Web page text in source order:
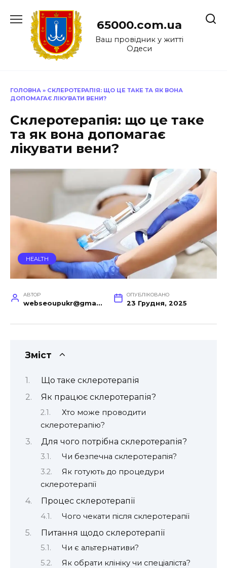
до
65000.com.ua
Ваш провідник у житті
Одеси
ГОЛОВНА » СКЛЕРОТЕРАПІЯ: ЩО ЦЕ ТАКЕ ТА ЯК ВОНА
ДОПОМАГАЄ ЛІКУВАТИ ВЕНИ?
Склеротерапія: що це таке
та як вона допомагає
лікувати вени?
HEALTH
АВТОР
webseoupukr@gmail.com
ОПУБЛІКОВАНО
23 Грудня, 2025
Зміст
Що таке склеротерапія
Як працює склеротерапія?
Хто може проводити
склеротерапію?
Для чого потрібна склеротерапія?
Чи безпечна склеротерапія?
Як готують до процедури
склеротерапії
Процес склеротерапії
Чого чекати після склеротерапії
Питання щодо склеротерапії
Чи є альтернативи?
Як обрати клініку чи спеціаліста?